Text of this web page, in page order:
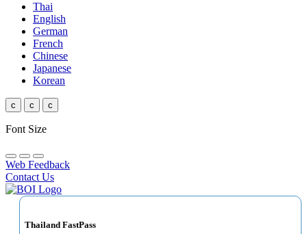
Thai
English
German
French
Chinese
Japanese
Korean
c c c
Font Size
Web Feedback
Contact Us
Thailand FastPass